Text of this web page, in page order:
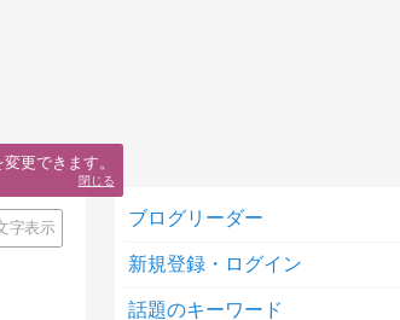
字表示 ブログリーダー
新規登録・ログイン
話題のキーワード
更できます。
閉じる